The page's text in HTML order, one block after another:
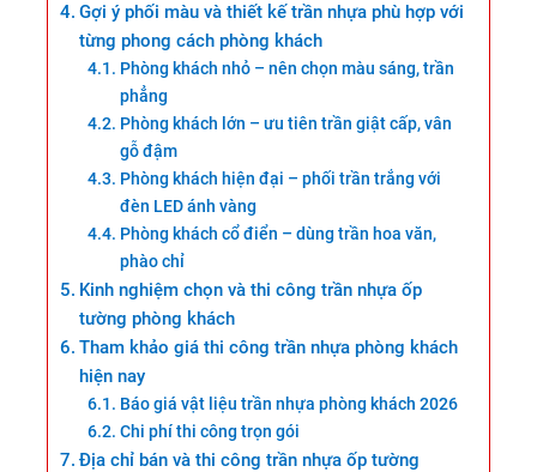
Gợi ý phối màu và thiết kế trần nhựa phù hợp với
từng phong cách phòng khách
Phòng khách nhỏ – nên chọn màu sáng, trần
phẳng
Phòng khách lớn – ưu tiên trần giật cấp, vân
gỗ đậm
Phòng khách hiện đại – phối trần trắng với
đèn LED ánh vàng
Phòng khách cổ điển – dùng trần hoa văn,
phào chỉ
Kinh nghiệm chọn và thi công trần nhựa ốp
tường phòng khách
Tham khảo giá thi công trần nhựa phòng khách
hiện nay
Báo giá vật liệu trần nhựa phòng khách 2026
Chi phí thi công trọn gói
Địa chỉ bán và thi công trần nhựa ốp tường